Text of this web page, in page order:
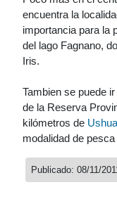
encuentra la
importancia para la
del lago Fagnano,
Iris.
Tambien se puede
de la Reserva
kilómetros de
modalidad de
Publicado: 08/11/